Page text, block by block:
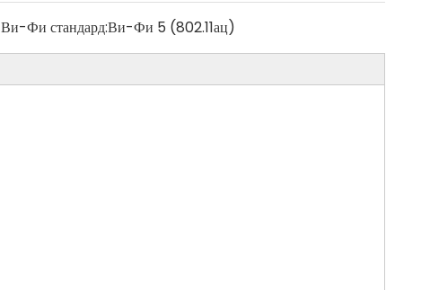
Ви-Фи стандард:Ви-Фи 5 (802.11ац)